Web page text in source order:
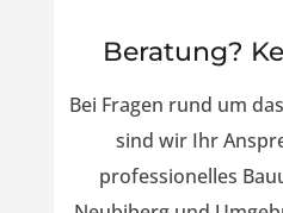
Beratung?
Bei Fragen rund um
sind wir Ihr
professionelles